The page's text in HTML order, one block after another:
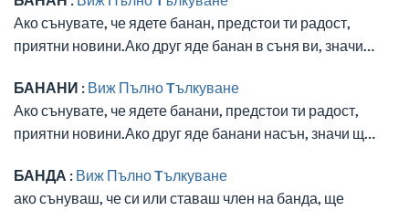
Ако сънувате, че ядете банан, предстои ти радост,
приятни новини.Ако друг яде банан в съня ви, значи…
БАНАНИ : Виж Пълно Tълкуване
Ако сънувате, че ядете банани, предстои ти радост,
приятни новини.Ако друг яде банани насън, значи щ…
БАНДА : Виж Пълно Tълкуване
ако сънуваш, че си или ставаш член на банда, ще